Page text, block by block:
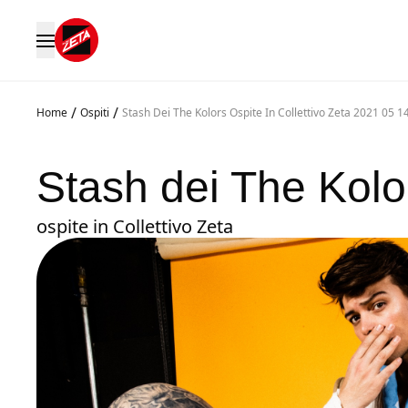
Home / Ospiti / Stash Dei The Kolors Ospite In Collettivo Zeta 2021 05
Stash dei The
ospite in Collettivo Zeta